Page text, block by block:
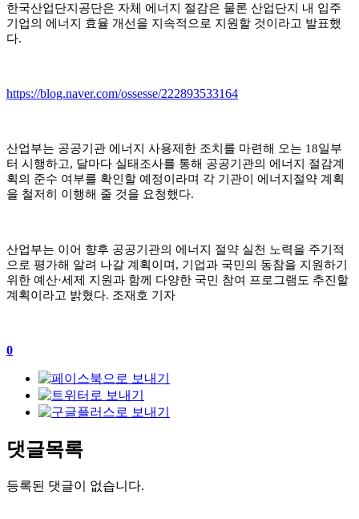
한국산업단지공단은 자체 에너지 절감은 물론 산업단지 내 입주
기업의 에너지 효율 개선을 지속적으로 지원할 것이라고 발표했
다.
https://blog.naver.com/ossesse/222893533164
산업부는 공공기관 에너지 사용제한 조치를 마련해 오는 18일부
터 시행하고, 달마다 실태조사를 통해 공공기관의 에너지 절감계
획의 준수 여부를 확인할 예정이라며 각 기관이 에너지절약 계획
을 철저히 이행해 줄 것을 요청했다.
산업부는 이어 향후 공공기관의 에너지 절약 실천 노력을 주기적
으로 평가해 알려 나갈 계획이며, 기업과 국민의 동참을 지원하기
위한 예산·세제 지원과 함께 다양한 국민 참여 프로그램도 추진할
계획이라고 밝혔다. 조재호 기자
0
댓글목록
등록된 댓글이 없습니다.